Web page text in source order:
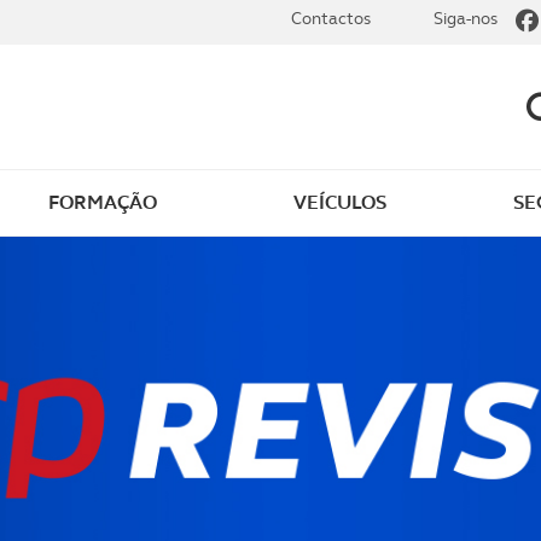
FORMAÇÃO VEÍCULOS
seguro de saúde
Simulador seguro de
animais
Contactos Siga-nos